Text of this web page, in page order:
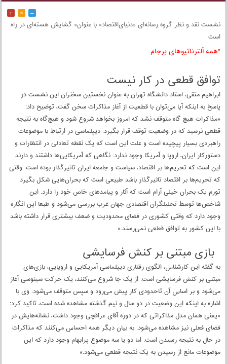
–
×
+
نشست نقد و نظر گروه‌‌‌ رسانه‌‌‌ای «دنیای‌اقتصاد» با عنوان« گشایش هسته‌‌‌ای در راه
است
*همه آلترناتیوهای برجام
توافق قطعی در کار نیست
ابراهیم متقی، استاد دانشگاه تهران به عنوان نخستین سخنران این نشست در
پاسخ به اینکه آیا می‌توان با قطعیت از آغاز مذاکرات سخن گفت، توضیح داد:
«مذاکرات هیچ گاه متوقف نشد که امروز بخواهد شروع شود و هیچ‌گاه به نتیجه
قطعی نرسید که در وضعیت توقف قرار بگیرد. دیپلماسی در ارتباط با موضوعات
راهبردی بسیار پیچیده است و علت این است که یک نقطه تعادلی در انتظارات و
دستورکار ایران، اروپا و آمریکا وجود ندارد. نگاهی که آمریکایی‌‌‌ها داشتند و دارند
این است که تحریم‌‌‌ها بر اقتصاد، سیاست و جامعه ایران تاثیرگذار بوده است. وقتی
که تحریم‌‌‌ها بر اقتصاد تاثیرگذار باشد طبیعی است که بحران‌هایی شکل بگیرد.
تورم یک بحران خیلی آرام است که آثار و پیامدهای خاص خود را دارد. این
شاخص‌‌‌ها توسط تحلیلگران اقتصادی جهان غرب بررسی می‌شود و طبعا این انگاره
وجود دارد که وقتی کشوری در فضای محدودیت و ضعف بیشتری قرار داشته باشد
با این کشور به توافق قطعی نمی‌‌‌رسند.»
بازی مبتنی بر کنش فرسایشی
به گفته این کارشناس، الگوی رفتاری دیپلماسی آمریکایی و اروپایی، بازی‌‌‌های
مبتنی بر کنش فرسایشی است. از یک جا شروع می‌کنند، یک حرکت سینوسی آغاز
می‌شود و بر اساس آن تاحدودی کار پیش می‌رود و سپس متوقف می‌شود. وی با
اشاره به اینکه این وضعیت در دو سال و نیم گذشته مشاهده شده است، تاکید کرد:
«یعنی همان مدل مذاکراتی که در دوره آقای عراقچی وجود داشت، نشانه‌‌‌هایش در
فضای فعلی نیز مشاهده می‌شود. به بیان دیگر همه احساس می‌کنند که مذاکرات
در حال به نتیجه رسیدن است. اما دو یا سه موضوع پرابهام وجود دارد که این
موضوعات مانع از رسیدن به یک نتیجه قطعی می‌شود.»